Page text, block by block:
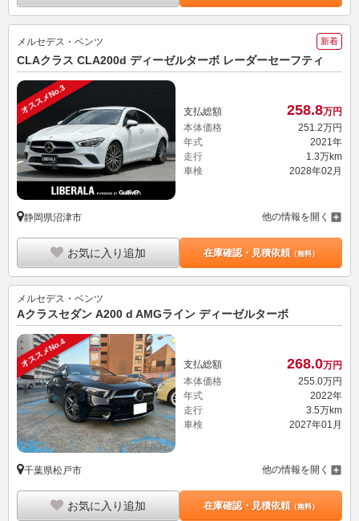
メルセデス・ベンツ 新着
CLAクラス CLA200d ディーゼルターボ レーダーセーフティ
オススメNo.3 支払総額 258.8万円
本体価格
251.2万円
年式
2021年
走行
1.3万km
車検
2028年02月
静岡県沼津市 他の情報を開く
お気に入り追加 在庫確認・見積依頼（無料）
メルセデス・ベンツ
Aクラスセダン A200 d AMGライン ディーゼルターボ
オススメNo.4 支払総額 268.0万円
本体価格
255. 0万円
年式
2022年
走行
3.5万km
車検
2027年01月
千葉県松戸市 他の情報を開く
お気に入り追加 在庫確認・見積依頼（無料）